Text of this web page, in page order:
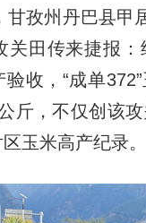
孜州丹巴县甲
关田传来捷报：
收，“成单
斤，不仅创该
玉米高产纪录。